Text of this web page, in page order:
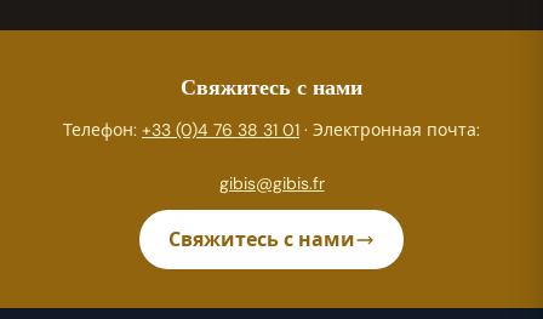
Свяжитесь с нами
Телефон: +33 (0)4 76 38 31 01 · Электронная почта:
gibis@gibis.fr
Свяжитесь с нами